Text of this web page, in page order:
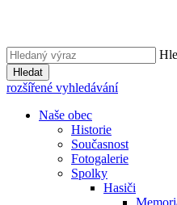
Hledat
rozšířené vyhledávání
Naše obec
Historie
Současnost
Fotogalerie
Spolky
Hasiči